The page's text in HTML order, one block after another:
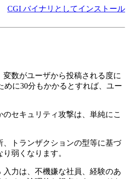
CGI バイナリとしてインストール
数がユーザから投稿される度に
に30分もかかるとすれば、ユー
セキュリティ攻撃は、単純にこ
トランザクションの型等に基づ
弱くなります。
力は、不機嫌な社員、経験のあ